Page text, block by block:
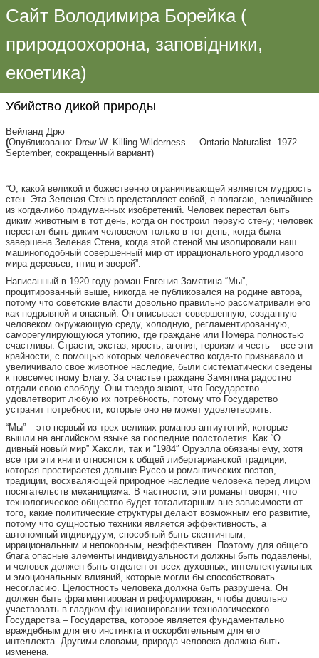
Сайт Володимира Борейка (
природоохорона, заповідники,
екоетика)
Убийство дикой природы
Вейланд Дрю
(Опубликовано: Drew W. Killing Wilderness. – Ontario Naturalist. 1972.
September, сокращенный вариант)
“О, какой великой и божественно ограничивающей является мудрость
стен. Эта Зеленая Стена представляет собой, я полагаю, величайшее
из когда-либо придуманных изобретений. Человек перестал быть
диким животным в тот день, когда он построил первую стену; человек
перестал быть диким человеком только в тот день, когда была
завершена Зеленая Стена, когда этой стеной мы изолировали наш
машиноподобный совершенный мир от иррационального уродливого
мира деревьев, птиц и зверей”.
Написанный в 1920 году роман Евгения Замятина “Мы”,
процитированный выше, никогда не публиковался на родине автора,
потому что советские власти довольно правильно рассматривали его
как подрывной и опасный. Он описывает совершенную, созданную
человеком окружающую среду, холодную, регламентированную,
саморегулирующуюся утопию, где граждане или Номера полностью
счастливы. Страсти, экстаз, ярость, агония, героизм и честь – все эти
крайности, с помощью которых человечество когда-то признавало и
увеличивало свое животное наследие, были систематически сведены
к повсеместному Благу. За счастье граждане Замятина радостно
отдали свою свободу. Они твердо знают, что Государство
удовлетворит любую их потребность, потому что Государство
устранит потребности, которые оно не может удовлетворить.
“Мы” – это первый из трех великих романов-антиутопий, которые
вышли на английском языке за последние полстолетия. Как “О
дивный новый мир” Хаксли, так и “1984″ Оруэлла обязаны ему, хотя
все три эти книги относятся к общей либертарианской традиции,
которая простирается дальше Руссо и романтических поэтов,
традиции, восхваляющей природное наследие человека перед лицом
посягательств механицизма. В частности, эти романы говорят, что
технологическое общество будет тоталитарным вне зависимости от
того, какие политические структуры делают возможным его развитие,
потому что сущностью техники является эффективность, а
автономный индивидуум, способный быть скептичным,
иррациональным и непокорным, неэффективен. Поэтому для общего
блага опасные элементы индивидуальности должны быть подавлены,
и человек должен быть отделен от всех духовных, интеллектуальных
и эмоциональных влияний, которые могли бы способствовать
несогласию. Целостность человека должна быть разрушена. Он
должен быть фрагментирован и реформирован, чтобы довольно
участвовать в гладком функционировании технологического
Государства – Государства, которое является фундаментально
враждебным для его инстинкта и оскорбительным для его
интеллекта. Другими словами, природа человека должна быть
изменена.